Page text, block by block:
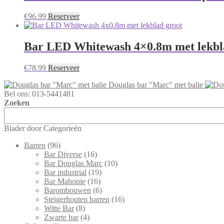
€96.99 Reserveer
Bar LED Whitewash 4×0.8m met
€78.99 Reserveer
Douglas bar "Marc" met balie
Bel ons: 013-5441481
Zoeken
Blader door Categorieën
Barren (96)
Bar Diverse (16)
Bar Douglas Marc (10)
Bar industrial (19)
Bar Mahonie (16)
Barombouwen (6)
Steigerhouten barren (16)
Witte Bar (8)
Zwarte bar (4)